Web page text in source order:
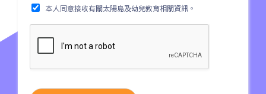
本人同意接收有關太陽島及幼兒教育相關資訊。